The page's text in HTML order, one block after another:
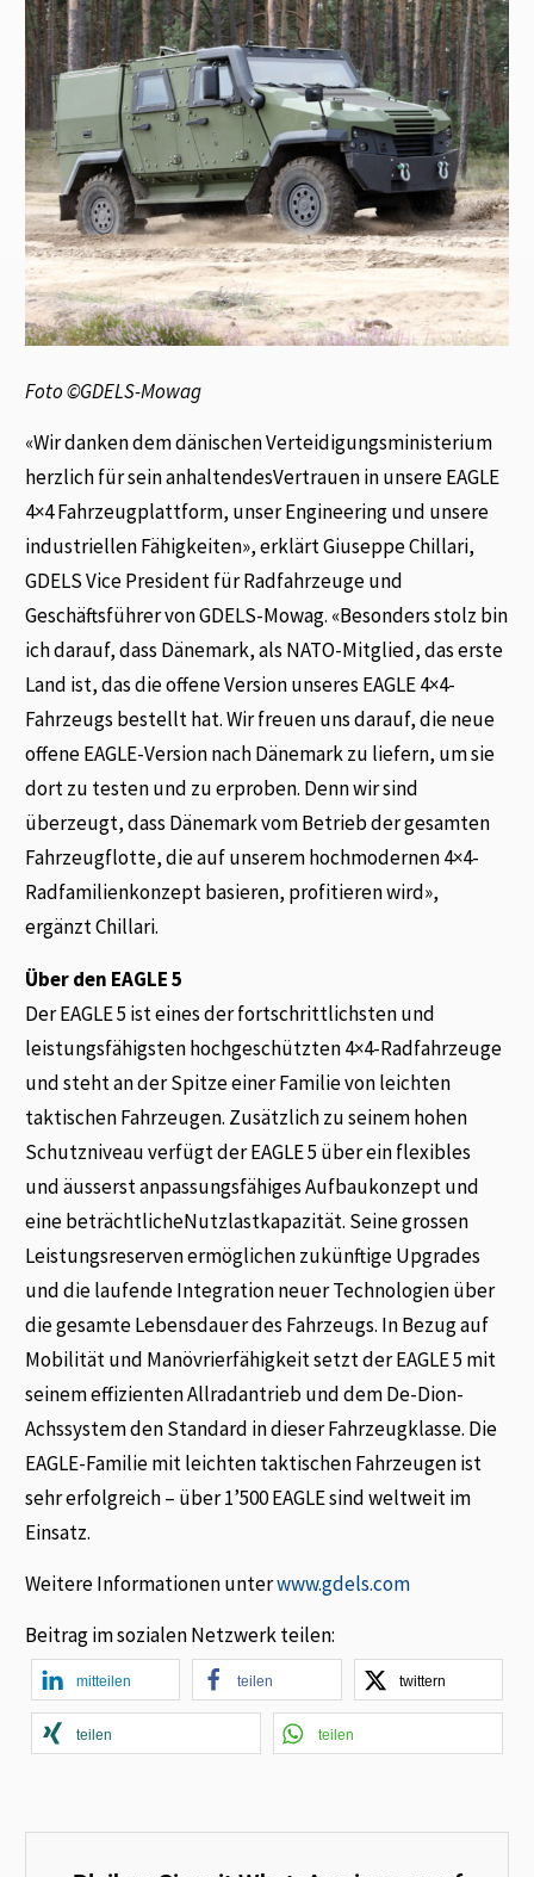
Foto ©GDELS-Mowag
«Wir danken dem dänischen Verteidigungsministerium
herzlich für sein anhaltendesVertrauen in unsere EAGLE
4×4 Fahrzeugplattform, unser Engineering und unsere
industriellen Fähigkeiten», erklärt Giuseppe Chillari,
GDELS Vice President für Radfahrzeuge und
Geschäftsführer von GDELS-Mowag. «Besonders stolz bin
ich darauf, dass Dänemark, als NATO-Mitglied, das erste
Land ist, das die offene Version unseres EAGLE 4×4-
Fahrzeugs bestellt hat. Wir freuen uns darauf, die neue
offene EAGLE-Version nach Dänemark zu liefern, um sie
dort zu testen und zu erproben. Denn wir sind
überzeugt, dass Dänemark vom Betrieb der gesamten
Fahrzeugflotte, die auf unserem hochmodernen 4×4-
Radfamilienkonzept basieren, profitieren wird»,
ergänzt Chillari.
Über den EAGLE 5
Der EAGLE 5 ist eines der fortschrittlichsten und
leistungsfähigsten hochgeschützten 4×4-Radfahrzeuge
und steht an der Spitze einer Familie von leichten
taktischen Fahrzeugen. Zusätzlich zu seinem hohen
Schutzniveau verfügt der EAGLE 5 über ein flexibles
und äusserst anpassungsfähiges Aufbaukonzept und
eine beträchtlicheNutzlastkapazität. Seine grossen
Leistungsreserven ermöglichen zukünftige Upgrades
und die laufende Integration neuer Technologien über
die gesamte Lebensdauer des Fahrzeugs. In Bezug auf
Mobilität und Manövrierfähigkeit setzt der EAGLE 5 mit
seinem effizienten Allradantrieb und dem De-Dion-
Achssystem den Standard in dieser Fahrzeugklasse. Die
EAGLE-Familie mit leichten taktischen Fahrzeugen ist
sehr erfolgreich – über 1’500 EAGLE sind weltweit im
Einsatz.
Weitere Informationen unterwww.gdels.com
Beitrag im sozialen Netzwerk teilen:
mitteilen teilen twittern
teilen teilen